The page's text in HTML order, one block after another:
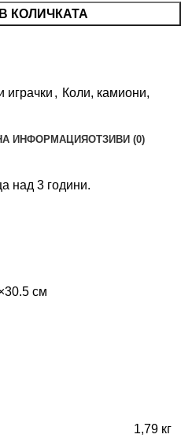
КОЛИЧКАТА
играчки , Коли, камиони,
ИНФОРМАЦИЯОТЗИВИ (0)
над 3 години.
см
1,79 кг